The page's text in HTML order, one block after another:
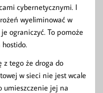
cybernetycznymi. I
wyeliminować w
ograniczyć. To pomoże
z tego że droga do
w sieci nie jest wcale
umieszczenie jej na